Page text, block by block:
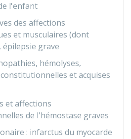
l'enfant
des affections
et musculaires (dont
épilepsie grave
hémolyses,
et acquises
et affections
de l'hémostase graves
: infarctus du myocarde